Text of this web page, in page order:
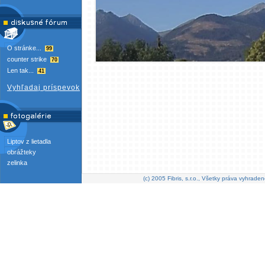
O stránke... 99
counter strike 70
Len tak... 41
Vyhľadaj príspevok
Liptov z lietadla
obrážteky
zelinka
(c) 2005 Fibris, s.r.o., Všetky práva